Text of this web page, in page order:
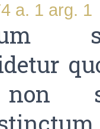
a. 1 arg. 1
non